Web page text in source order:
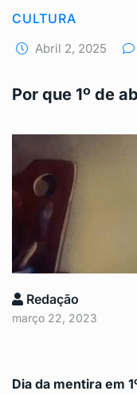
CULTURA
Abril 2, 2025
Por que 1º de
Redação
março 22, 2023
Dia da mentira em